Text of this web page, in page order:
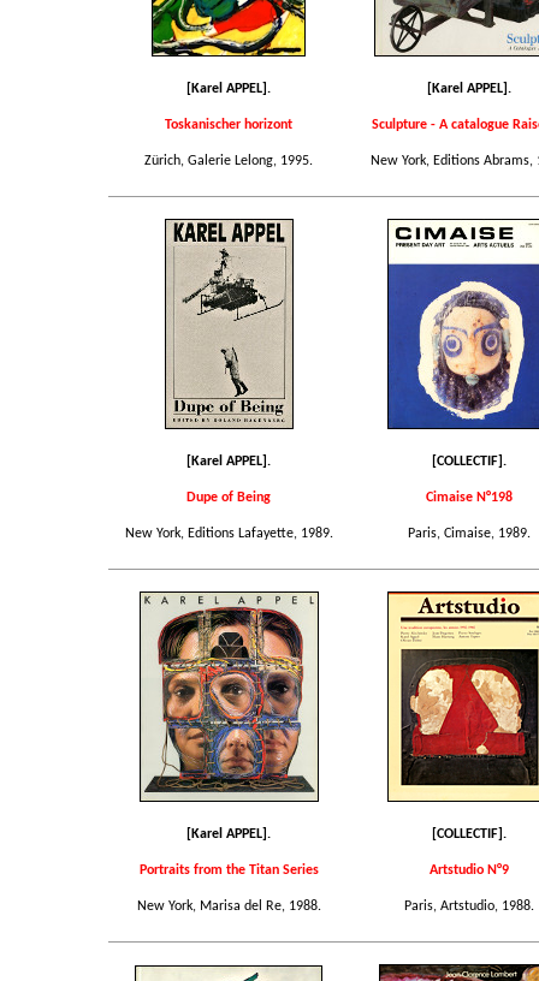
[Karel APPEL].
Toskanischer horizont
Zürich, Galerie Lelong, 1995.
[Karel APPEL].
Sculpture - A catalogue
New York, Editions Abrams,
[Karel APPEL].
Dupe of Being
New York, Editions Lafayette, 1989.
[COLLECTIF].
Cimaise N°198
Paris, Cimaise, 1989.
[Karel APPEL].
Portraits from the Titan Series
New York, Marisa del Re, 1988.
[COLLECTIF].
Artstudio N°9
Paris, Artstudio, 1988.